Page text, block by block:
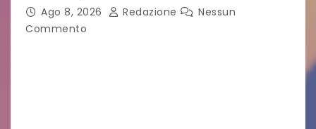
Ago 8, 2026 Redazione
Nessun
Commento